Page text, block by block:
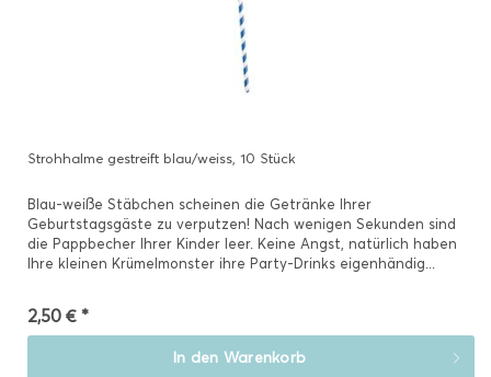
Strohhalme gestreift blau/weiss, 10 Stück
Blau-weiße Stäbchen scheinen die Getränke Ihrer
Geburtstagsgäste zu verputzen! Nach wenigen Sekunden sind
die Pappbecher Ihrer Kinder leer. Keine Angst, natürlich haben
Ihre kleinen Krümelmonster ihre Party-Drinks eigenhändig...
2,50 € *
In den Warenkorb